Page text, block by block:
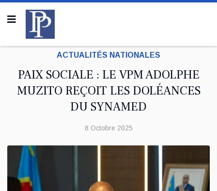
ACTUALITÉS NATIONALES
PAIX SOCIALE : LE VPM ADOLPHE
MUZITO REÇOIT LES DOLÉANCES
DU SYNAMED
8 Octobre 2025